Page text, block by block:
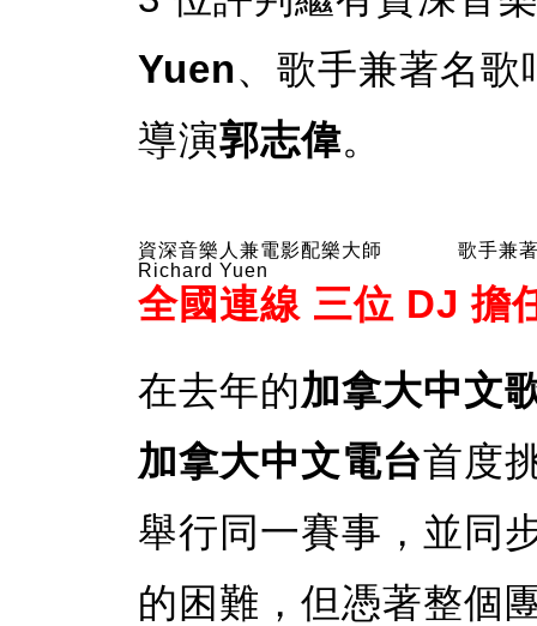
Yuen、歌手兼著名歌
導演郭志偉。
資深音樂人兼電影配樂大師
Richard Yuen
歌手兼
全國連線 三位 DJ 擔
在去年的加拿大中文
加拿大中文電台首度
舉行同一賽事，並同
的困難，但憑著整個